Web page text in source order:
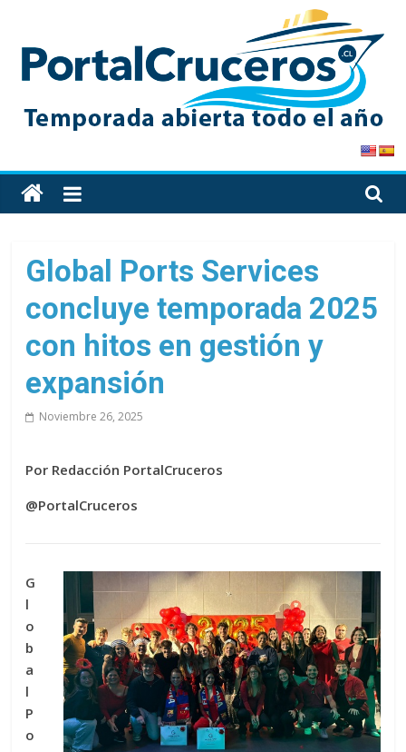
content
PortalCruceros
Toda
la
cruceros
en
solo
Global Ports Services
concluye temporada 2025
con hitos en gestión y
expansión
Noviembre 26, 2025
Por Redacción PortalCruceros
@PortalCruceros
G
l
o
b
a
l
P
o